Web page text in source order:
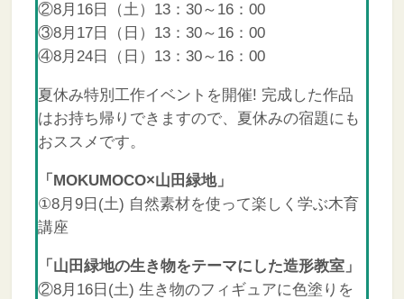
②8月16日（土）13：30～16：00
③8月17日（日）13：30～16：00
④8月24日（日）13：30～16：00
夏休み特別工作イベントを開催! 完成した作品
はお持ち帰りできますので、夏休みの宿題にも
おススメです。
「MOKUMOCO×山田緑地」
①8月9日(土) 自然素材を使って楽しく学ぶ木育
講座
「山田緑地の生き物をテーマにした造形教室」
②8月16日(土) 生き物のフィギュアに色塗りを